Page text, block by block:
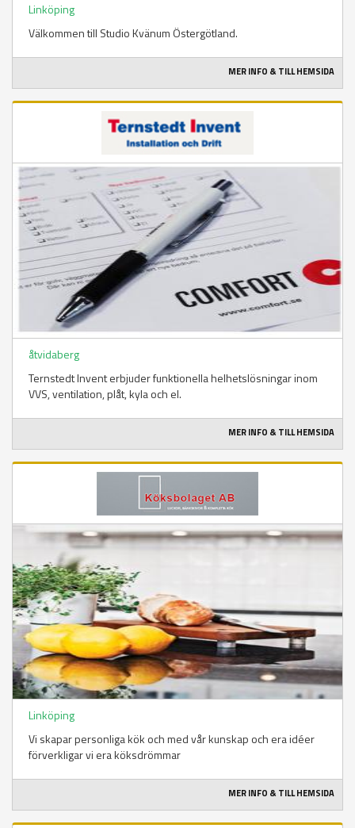
Linköping
Välkommen till Studio Kvänum Östergötland.
MER INFO & TILL HEMSIDA
åtvidaberg
Ternstedt Invent erbjuder funktionella helhetslösningar inom
VVS, ventilation, plåt, kyla och el.
MER INFO & TILL HEMSIDA
Linköping
Vi skapar personliga kök och med vår kunskap och era idéer
förverkligar vi era köksdrömmar
MER INFO & TILL HEMSIDA